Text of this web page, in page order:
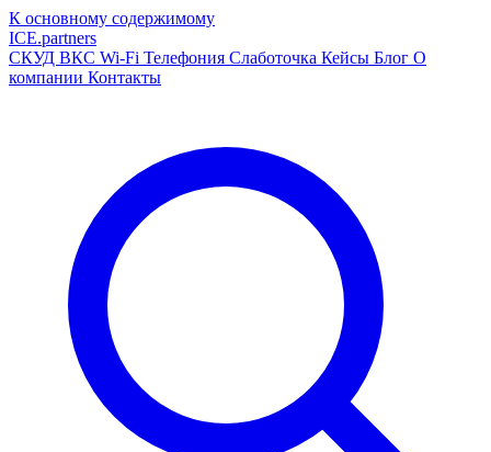
К основному содержимому
ICE.partners
СКУД ВКС Wi-Fi Телефония Слаботочка Кейсы Блог О
компании Контакты